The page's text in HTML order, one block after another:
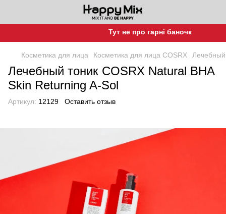
Тут не про гарні баночки, а про
Косметика для лица Косметика для лица COSRX Лечебный
Лечебный тоник COSRX Natural BHA
Skin Returning A-Sol
Артикул: 12129 Оставить отзыв